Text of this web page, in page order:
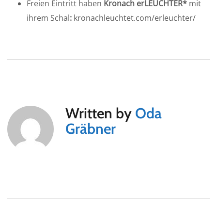
Freien Eintritt haben Kronach erLEUCHTER* mit
ihrem Schal: kronachleuchtet.com/erleuchter/
Written by Oda
Gräbner